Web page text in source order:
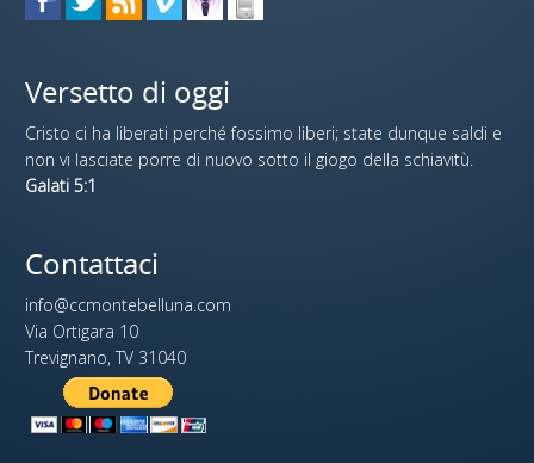
Versetto di oggi
Cristo ci ha liberati perché fossimo liberi; state dunque saldi e
non vi lasciate porre di nuovo sotto il giogo della schiavitù.
Galati 5:1
Contattaci
info@ccmontebelluna.com
Via Ortigara 10
Trevignano, TV 31040